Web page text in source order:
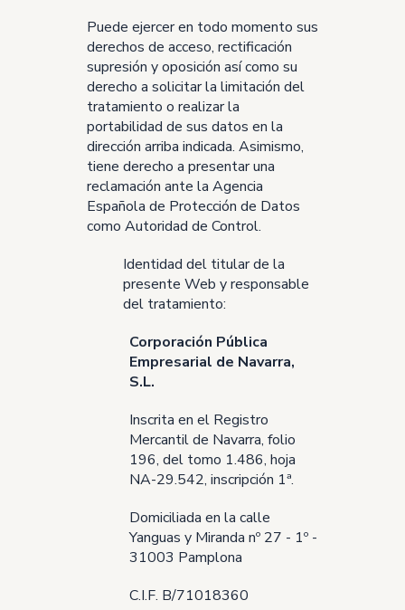
Puede ejercer en todo momento sus
derechos de acceso, rectificación
supresión y oposición así como su
derecho a solicitar la limitación del
tratamiento o realizar la
portabilidad de sus datos en la
dirección arriba indicada. Asimismo,
tiene derecho a presentar una
reclamación ante la Agencia
Española de Protección de Datos
como Autoridad de Control.
Identidad del titular de la
presente Web y responsable
del tratamiento:
Corporación Pública
Empresarial de Navarra,
S.L.
Inscrita en el Registro
Mercantil de Navarra, folio
196, del tomo 1.486, hoja
NA-29.542, inscripción 1ª.
Domiciliada en la calle
Yanguas y Miranda nº 27 - 1º -
31003 Pamplona
C.I.F. B/71018360